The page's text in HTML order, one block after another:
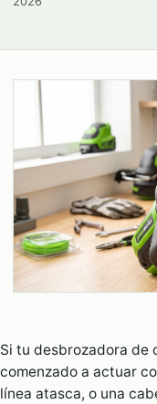
Si tu desbrozadora de
comenzado a actuar
línea atasca, o una